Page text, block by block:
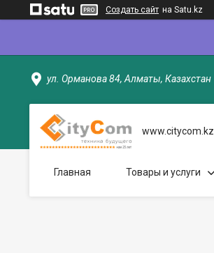
Создать сайт на Satu.kz
ул. Орманова 84, Алматы, Казахстан
www.citycom.kz
Главная Товары и услуги